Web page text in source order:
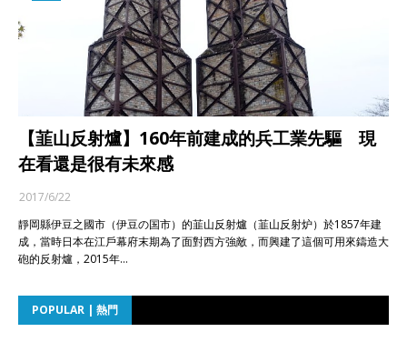
【韮山反射爐】160年前建成的兵工業先驅 現
在看還是很有未來感
2017/6/22
靜岡縣伊豆之國市（伊豆の国市）的韮山反射爐（韮山反射炉）於1857年建
成，當時日本在江戶幕府末期為了面對西方強敵，而興建了這個可用來鑄造大
砲的反射爐，2015年…
POPULAR | 熱門